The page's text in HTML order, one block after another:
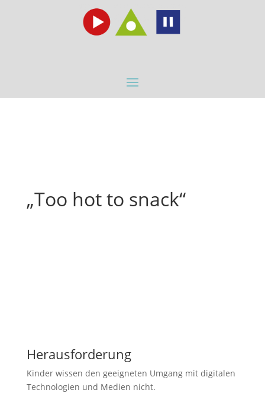
„Too hot to snack“
Herausforderung
Kinder wissen den geeigneten Umgang mit digitalen
Technologien und Medien nicht.